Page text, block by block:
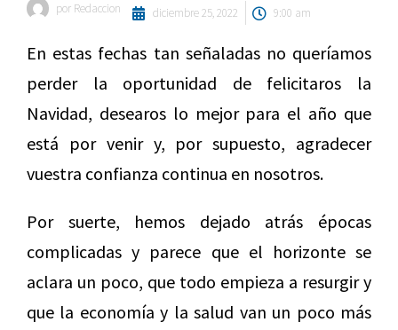
por Redaccion diciembre 25, 2022 9:00 am
En estas fechas tan señaladas no queríamos
perder la oportunidad de felicitaros la
Navidad, desearos lo mejor para el año que
está por venir y, por supuesto, agradecer
vuestra confianza continua en nosotros.
Por suerte, hemos dejado atrás épocas
complicadas y parece que el horizonte se
aclara un poco, que todo empieza a resurgir y
que la economía y la salud van un poco más